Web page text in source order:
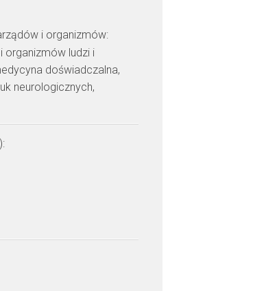
i organizmów:
organizmów ludzi i
doświadczalna,
neurologicznych,